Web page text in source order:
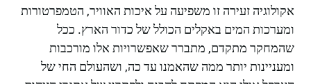
אקולוגיה זעירה זו משפיעה על איכות האוויר, הטמפרטורות
ומערכות המים באקלים הכולל של כדור הארץ. ככל
שהמחקר מתקדם, מתברר שאפשרויות אלו מורכבות
ומעניינות יותר ממה שהאמנו עד כה, ושהעולם החי של